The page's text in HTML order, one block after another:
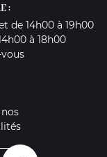
:
de 14h00 à 19h00
à 18h00